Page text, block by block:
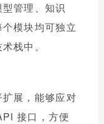
管理、知识
模块均可独立
栈中。
展，能够应对
接口，方便